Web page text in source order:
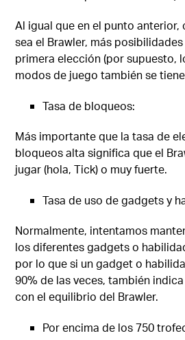
Al igual que en el punto anterior,
sea el Brawler, más
primera elección (por supuesto,
modos de juego también se
Tasa de bloqueos:
Más importante que la tasa de
bloqueos alta significa que el
jugar (hola, Tick) o muy fuerte.
Tasa de uso de gadgets y
Normalmente, intentamos
los diferentes gadgets o
por lo que si un gadget o
90% de las veces, también
con el equilibrio del Brawler.
Por encima de los 750